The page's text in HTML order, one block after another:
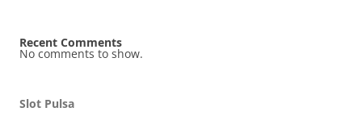
Recent Comments
No comments to show.
Slot Pulsa